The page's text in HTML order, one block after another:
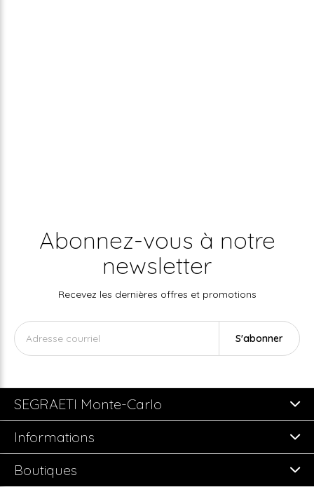
Abonnez-vous à notre
newsletter
Recevez les dernières offres et promotions
S'abonner
SEGRAETI Monte-Carlo
Informations
Boutiques